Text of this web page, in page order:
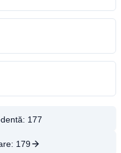
177
179